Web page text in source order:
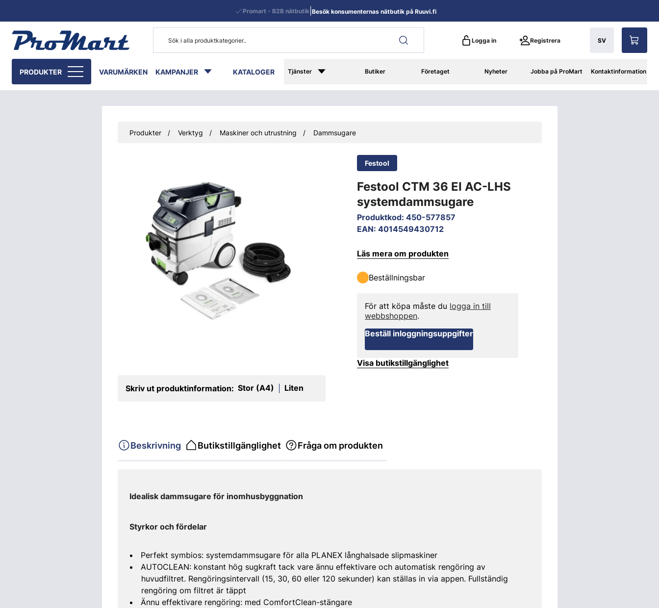
Logga in Registrera SV
PRODUKTER VARUMÄRKEN KAMPANJER KATALOGER Tjänster Butiker Företaget Nyheter Jobba på ProMart Kontaktinformation
Promart - B2B nätbutik Besök konsumenternas nätbutik på Ruuvi.fi
Produkter Verktyg Maskiner och utrustning Dammsugare
Festool
Festool CTM 36 EI AC-LHS
systemdammsugare
Produktkod: 450-577857
EAN: 4014549430712
Skriv ut produktinformation: Stor (A4) Liten
Läs mera om produkten
Beställningsbar
För att köpa måste du logga in till
webbshoppen.
Beställ inloggningsuppgifter
Visa butikstillgänglighet
Beskrivning Butikstillgänglighet Fråga om produkten
Idealisk dammsugare för inomhusbyggnation
Styrkor och fördelar
Perfekt symbios: systemdammsugare för alla PLANEX långhalsade slipmaskiner
AUTOCLEAN: konstant hög sugkraft tack vare ännu effektivare och automatisk rengöring av
huvudfiltret. Rengöringsintervall (15, 30, 60 eller 120 sekunder) kan ställas in via appen. Fullständig
rengöring om filtret är täppt
Ännu effektivare rengöring: med ComfortClean-stängare